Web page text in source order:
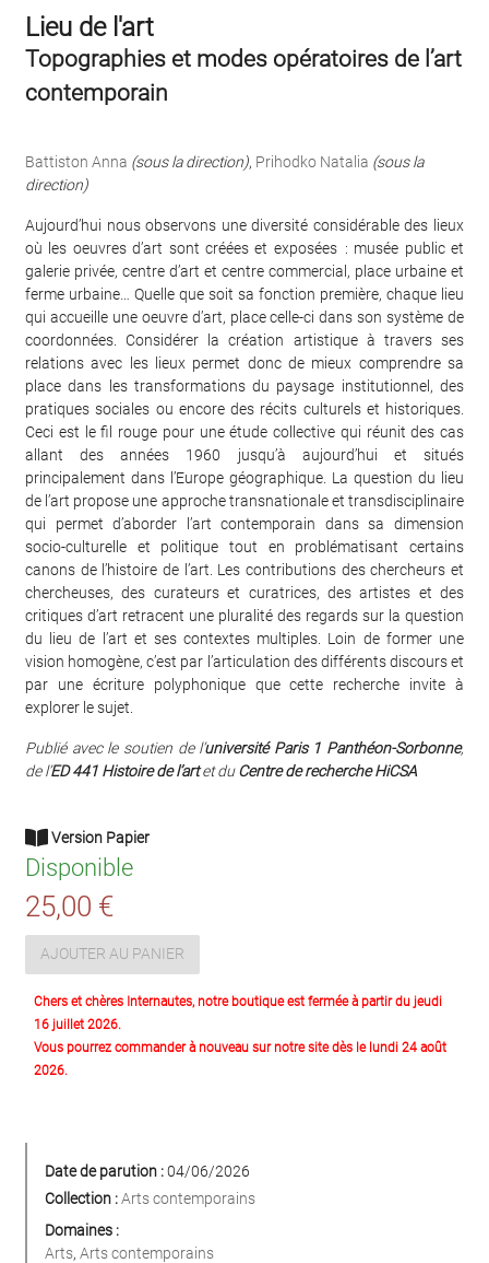
Lieu de l'art
Topographies et modes opératoires de l’art
contemporain
Battiston Anna (sous la direction), Prihodko Natalia (sous la
direction)
Aujourd’hui nous observons une diversité considérable des lieux
où les oeuvres d’art sont créées et exposées : musée public et
galerie privée, centre d’art et centre commercial, place urbaine et
ferme urbaine… Quelle que soit sa fonction première, chaque lieu
qui accueille une oeuvre d’art, place celle-ci dans son système de
coordonnées. Considérer la création artistique à travers ses
relations avec les lieux permet donc de mieux comprendre sa
place dans les transformations du paysage institutionnel, des
pratiques sociales ou encore des récits culturels et historiques.
Ceci est le fil rouge pour une étude collective qui réunit des cas
allant des années 1960 jusqu’à aujourd’hui et situés
principalement dans l’Europe géographique. La question du lieu
de l’art propose une approche transnationale et transdisciplinaire
qui permet d’aborder l’art contemporain dans sa dimension
socio-culturelle et politique tout en problématisant certains
canons de l’histoire de l’art. Les contributions des chercheurs et
chercheuses, des curateurs et curatrices, des artistes et des
critiques d’art retracent une pluralité des regards sur la question
du lieu de l’art et ses contextes multiples. Loin de former une
vision homogène, c’est par l’articulation des différents discours et
par une écriture polyphonique que cette recherche invite à
explorer le sujet.
Publié avec le soutien de l’université Paris 1 Panthéon-Sorbonne,
de l’ED 441 Histoire de l’artet duCentre derecherche HiCSA
Version Papier
Disponible
25,00 €
AJOUTER AU PANIER
Chers et chères Internautes, notre boutique est fermée à partir du jeudi
16 juillet 2026.
Vous pourrez commander à nouveau sur notre site dès le lundi 24 août
2026.
Date de parution :04/06/2026
Collection :Arts contemporains
Domaines :
Arts, Arts contemporains